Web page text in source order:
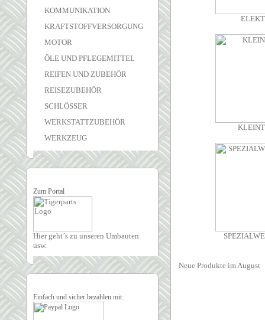
KOMMUNIKATION
KRAFTSTOFFVERSORGUNG
MOTOR
ÖLE UND PFLEGEMITTEL
REIFEN UND ZUBEHÖR
REISEZUBEHÖR
SCHLÖSSER
WERKSTATTZUBEHÖR
WERKZEUG
Zum Portal
Hier geht´s zu unseren Umbauten
usw.
Einfach und sicher bezahlen mit:
Neue Produkte im August